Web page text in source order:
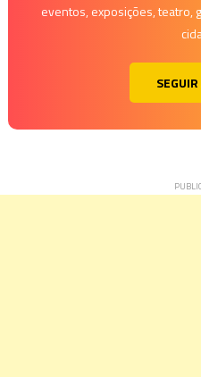
eventos, exposições, teatro,